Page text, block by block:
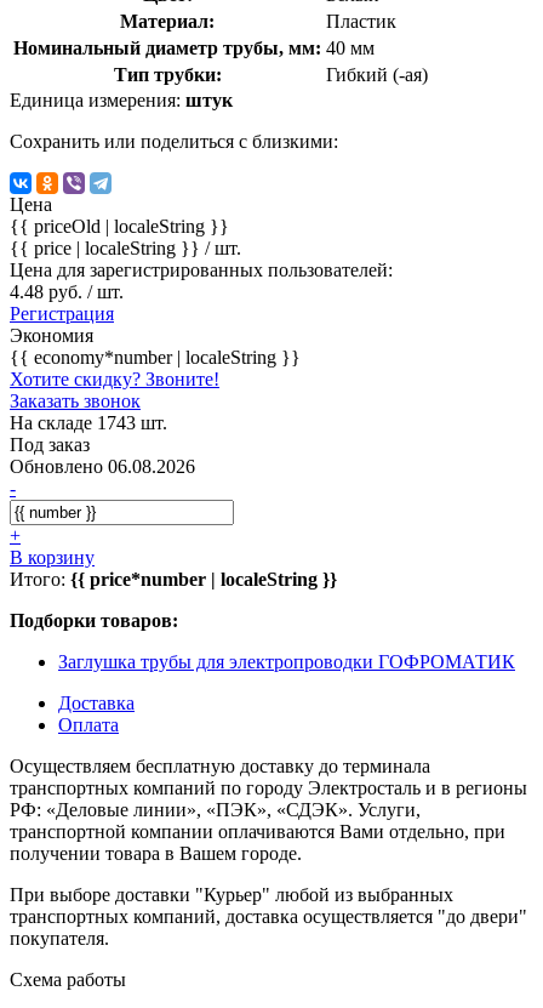
Материал:
Пластик
Номинальный диаметр трубы, мм: 40 мм
Тип трубки:
Гибкий (-ая)
Единица измерения: штук
Сохранить или поделиться с близкими:
Цена
{{ priceOld | localeString }}
{{ price | localeString }} / шт.
Цена для зарегистрированных пользователей:
4.48 руб. / шт.
Регистрация
Экономия
{{ economy*number | localeString }}
Хотите скидку? Звоните!
Заказать звонок
На складе 1743 шт.
Под заказ
Обновлено 06.08.2026
-
+
В корзину
Итого: {{ price*number | localeString }}
Подборки товаров:
Заглушка трубы для электропроводки ГОФРОМАТИК
Доставка
Оплата
Осуществляем бесплатную доставку до терминала
транспортных компаний по городу Электросталь и в регионы
РФ: «Деловые линии», «ПЭК», «СДЭК». Услуги,
транспортной компании оплачиваются Вами отдельно, при
получении товара в Вашем городе.
При выборе доставки "Курьер" любой из выбранных
транспортных компаний, доставка осуществляется "до двери"
покупателя.
Схема работы